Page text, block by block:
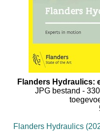
Flanders Hydraulics:
JPG bestand -
Flanders Hydraulics